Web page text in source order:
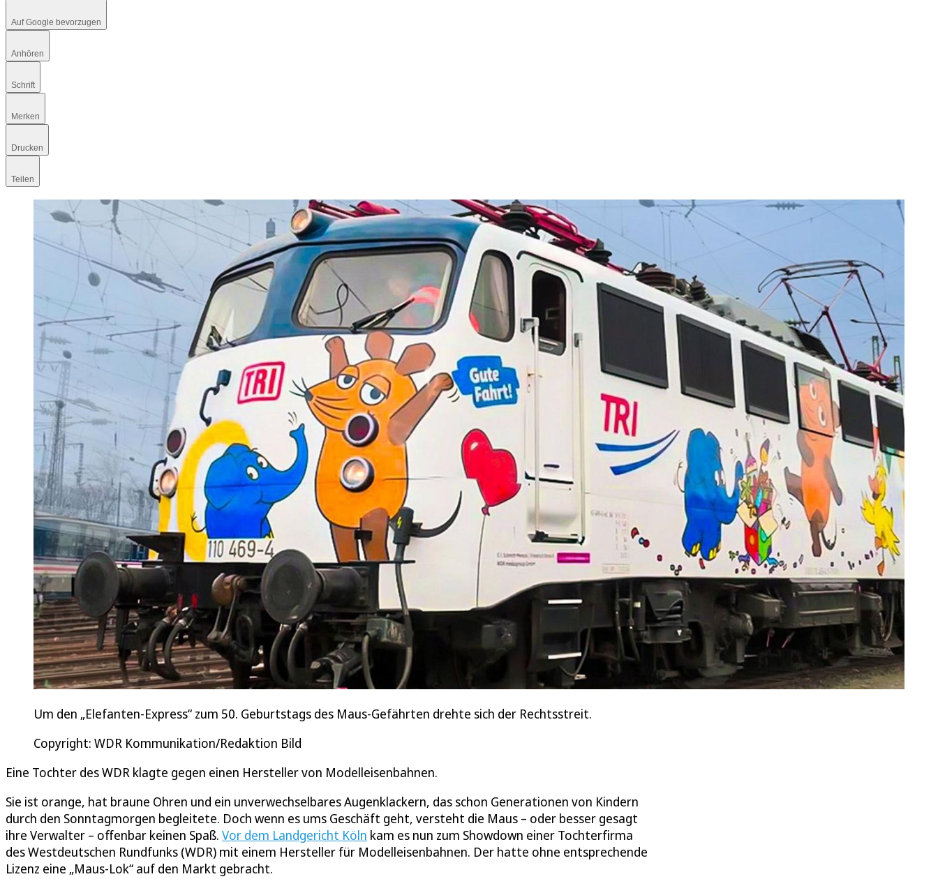
Auf Google bevorzugen
Anhören
Schrift
Merken
Drucken
Teilen
Um den „Elefanten-Express“ zum 50. Geburtstags des Maus-Gefährten drehte sich der Rechtsstreit.
Copyright: WDR Kommunikation/Redaktion Bild
Eine Tochter des WDR klagte gegen einen Hersteller von Modelleisenbahnen.
Sie ist orange, hat braune Ohren und ein unverwechselbares Augenklackern, das schon Generationen von Kindern
durch den Sonntagmorgen begleitete. Doch wenn es ums Geschäft geht, versteht die Maus – oder besser gesagt
ihre Verwalter – offenbar keinen Spaß. Vor dem Landgericht Köln kam es nun zum Showdown einer Tochterfirma
des Westdeutschen Rundfunks (WDR) mit einem Hersteller für Modelleisenbahnen. Der hatte ohne entsprechende
Lizenz eine „Maus-Lok“ auf den Markt gebracht.